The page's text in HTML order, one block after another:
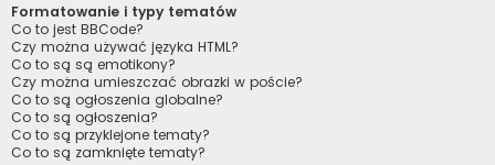
Formatowanie i typy tematów
Co to jest BBCode?
Czy można używać języka HTML?
Co to są są emotikony?
Czy można umieszczać obrazki w poście?
Co to są ogłoszenia globalne?
Co to są ogłoszenia?
Co to są przyklejone tematy?
Co to są zamknięte tematy?